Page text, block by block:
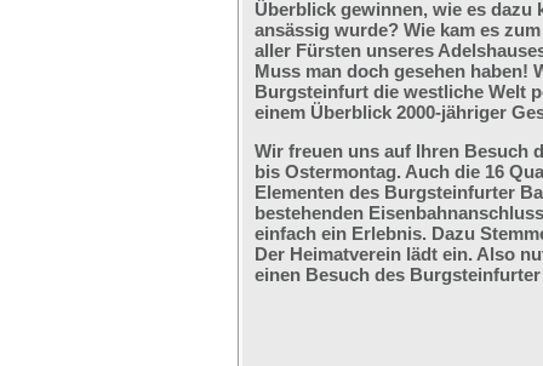
Überblick gewinnen, wie es dazu
ansässig wurde? Wie kam es
aller Fürsten unseres
Muss man doch gesehen haben!
Burgsteinfurt die westliche Welt
einem Überblick 2000-jähriger
Wir freuen uns auf Ihren Besuch
bis Ostermontag. Auch die 16
Elementen des Burgsteinfurter
bestehenden
einfach ein Erlebnis. Dazu
Der Heimatverein lädt ein. Also
einen Besuch des